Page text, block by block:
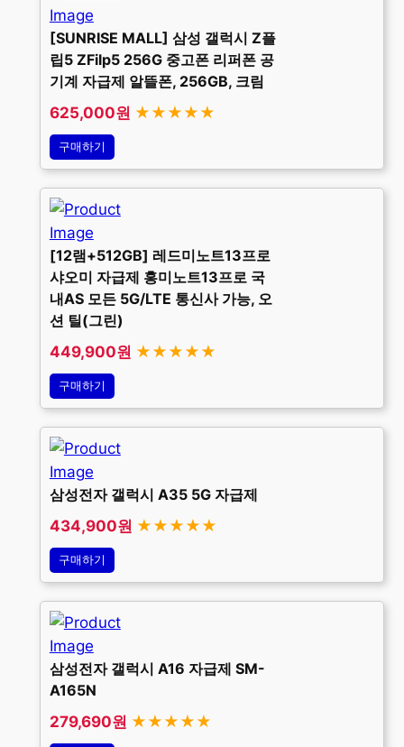
[SUNRISE MALL] 삼성 갤럭시 Z플
립5 ZFilp5 256G 중고폰 리퍼폰 공
기계 자급제 알뜰폰, 256GB, 크림
625,000원 ★★★★★
구매하기
[12램+512GB] 레드미노트13프로
샤오미 자급제 홍미노트13프로 국
내AS 모든 5G/LTE 통신사 가능, 오
션 틸(그린)
449,900원 ★★★★★
구매하기
삼성전자 갤럭시 A35 5G 자급제
434,900원 ★★★★★
구매하기
삼성전자 갤럭시 A16 자급제 SM-
A165N
279,690원 ★★★★★